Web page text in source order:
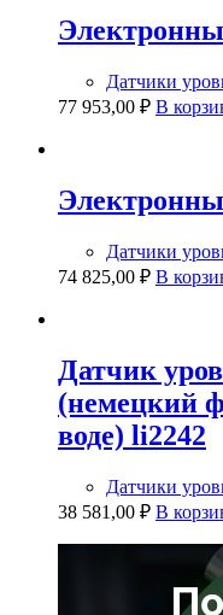
Датчики
77 953,00 ₽ В
Датчики
74 825,00 ₽ В
Датчик
(немецкий
воде) li2242
Датчики
38 581,00 ₽ В